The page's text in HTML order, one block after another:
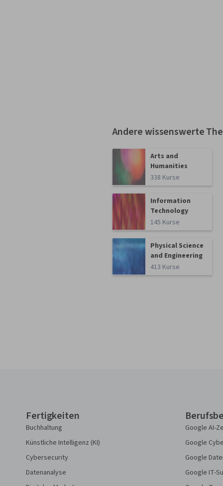
Andere wissenswerte
Arts and
Humanities
338 Kurse
Information
Technology
145 Kurse
Physical Science
and Engineering
413 Kurse
Fertigkeiten
Buchhaltung
Künstliche Intelligenz (KI)
Cybersecurity
Datenanalyse
Google AI-
Google
Google
Google IT-